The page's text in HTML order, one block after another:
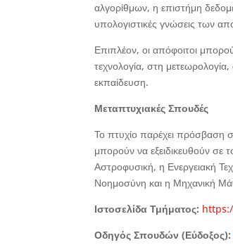
αλγορίθμων, η επιστήμη
υπολογιστικές γνώσεις των
Επιπλέον, οι απόφοιτοι
τεχνολογία, στη
εκπαίδευση.
Μεταπτυχιακές Σπουδές
Το πτυχίο παρέχει πρόσβαση
μπορούν να εξειδικευθούν σε
Αστροφυσική, η Ενεργειακή
Νοημοσύνη και η Μηχανική
Ιστοσελίδα Τμήματος:
Οδηγός Σπουδών (Εύδοξος):